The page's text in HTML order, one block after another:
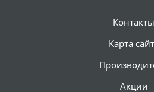
Контакты
Карта
Акции